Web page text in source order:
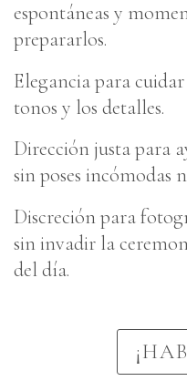
espontáneas y
prepararlos.
Elegancia para
tonos y los detalles.
Dirección justa para
sin poses incómodas
Discreción para
sin invadir la
del día.